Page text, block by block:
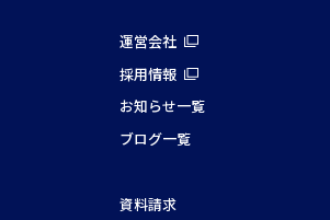
運営会社
採用情報
お知らせ一覧
ブログ一覧
資料請求